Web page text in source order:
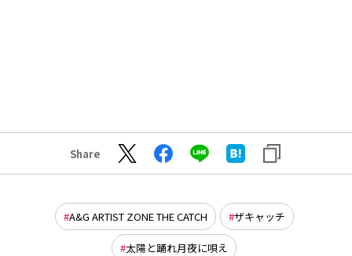
Share
A&G ARTIST ZONE THE CATCH ザキャッチ
太陽と踊れ月夜に唄え